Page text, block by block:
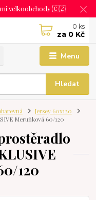
velkoobchody 🇨🇿
Menu
Hledat
0 ks
za 0 Kč
Jersey 60x120
Meruňková 60/120
120